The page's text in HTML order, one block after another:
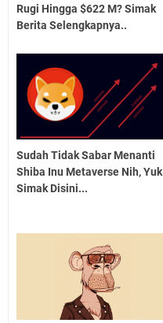
Rugi Hingga $622 M? Simak
Berita Selengkapnya..
Sudah Tidak Sabar Menanti
Shiba Inu Metaverse Nih, Yuk
Simak Disini...